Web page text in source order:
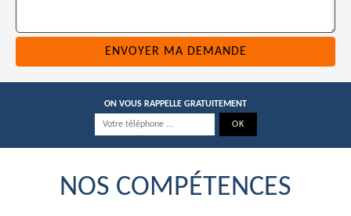
ON VOUS RAPPELLE GRATUITEMENT
NOS COMPÉTENCES